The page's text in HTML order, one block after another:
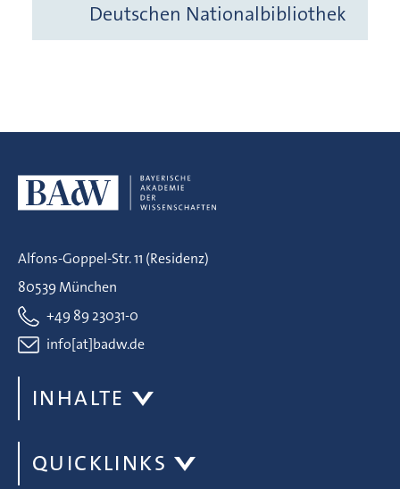
Deutschen Nationalbibliothek
Alfons-Goppel-Str. 11 (Residenz)
80539 München
+49 89 23031-0
info[at]badw.de
INHALTE
QUICKLINKS